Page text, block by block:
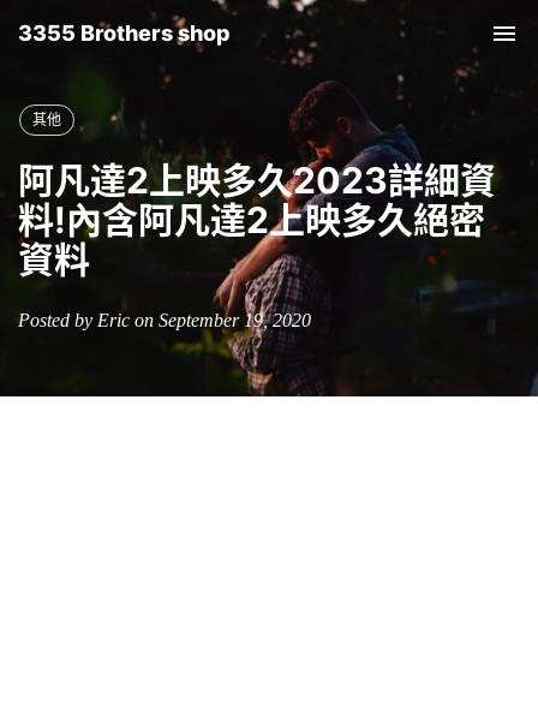
3355 Brothers shop
其他
阿凡達2上映多久2023詳細資
料!內含阿凡達2上映多久絕密
資料
Posted by Eric on September 19, 2020